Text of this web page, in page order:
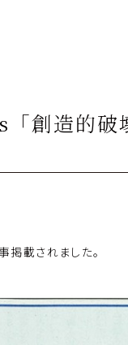
創造的破
載されました。